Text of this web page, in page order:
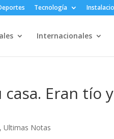
Tecnología
Internacionales
Eran tío y
,Ultimas Notas